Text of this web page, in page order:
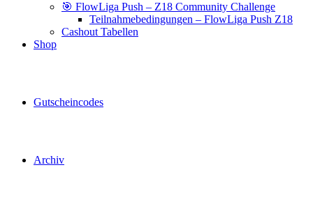
🎯 FlowLiga Push – Z18 Community Challenge
Teilnahmebedingungen – FlowLiga Push Z18
Cashout Tabellen
Shop
Gutscheincodes
Archiv